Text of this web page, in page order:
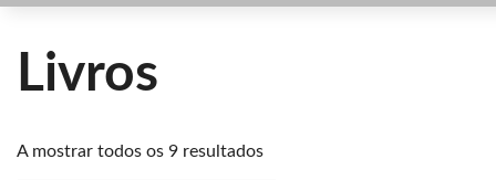
Livros
A mostrar todos os 9 resultadosOrdenado